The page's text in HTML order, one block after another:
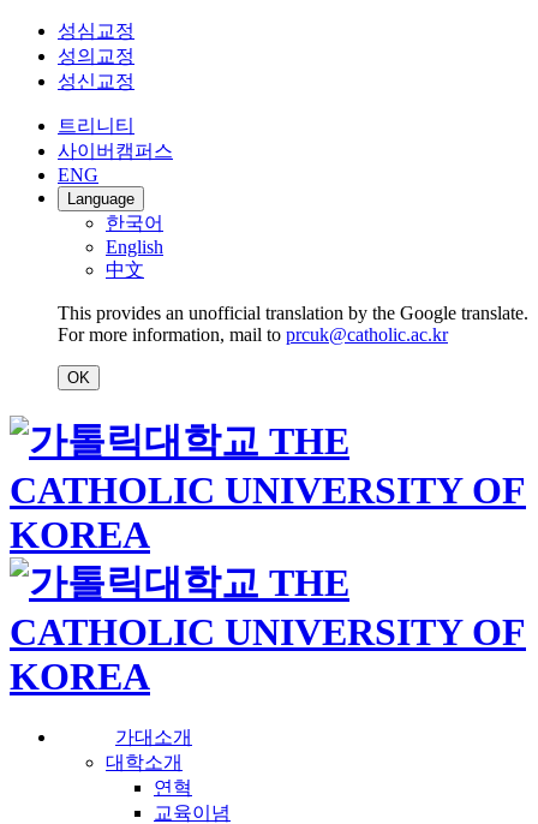
성심교정
성의교정
성신교정
트리니티
사이버캠퍼스
ENG
Language
한국어
English
中文
This provides an unofficial translation by the Google translate.
For more information, mail to prcuk@catholic.ac.kr
OK
가대소개
대학소개
연혁
교육이념